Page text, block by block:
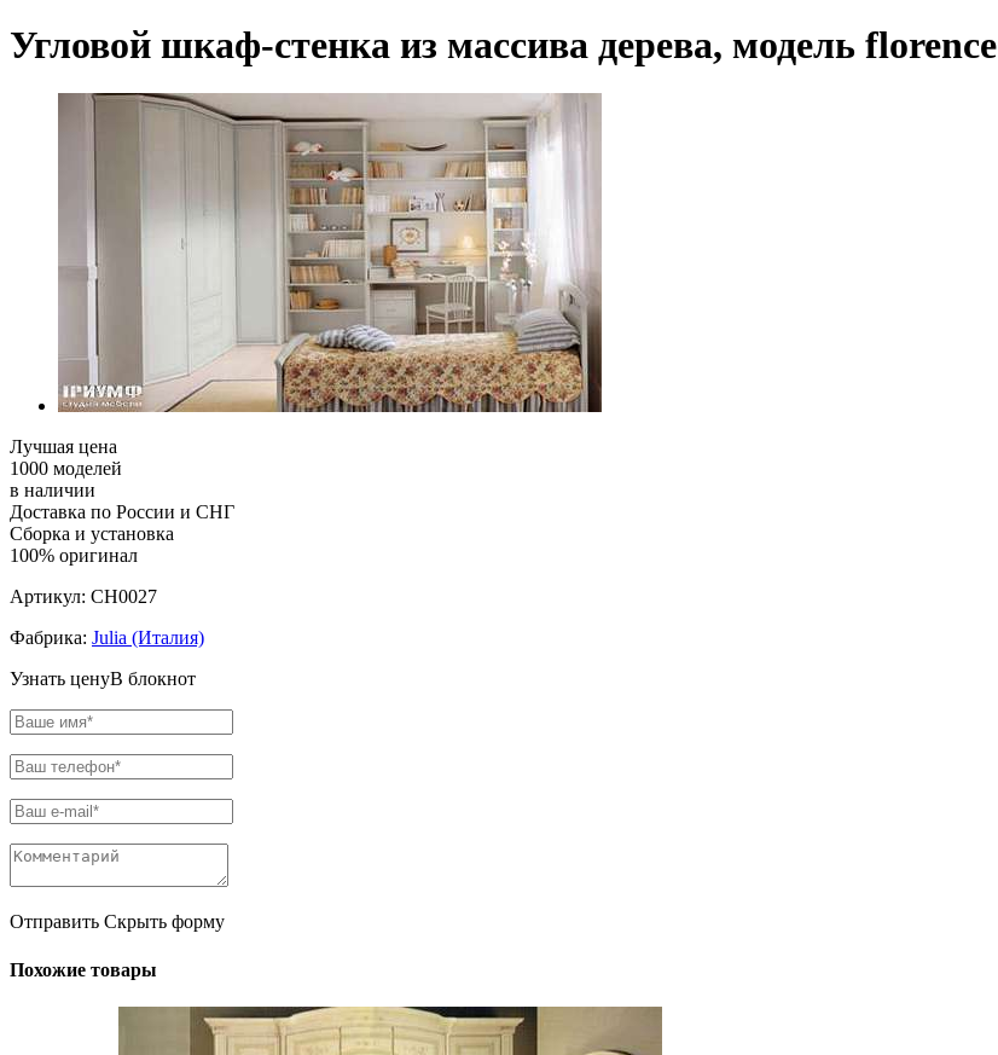
Угловой шкаф-стенка из массива дерева, модель florence
Лучшая цена
1000 моделей
в наличии
Доставка по России и СНГ
Сборка и установка
100% оригинал
Артикул: CH0027
Фабрика: Julia (Италия)
Узнать ценуВ блокнот
Отправить Скрыть форму
Похожие товары